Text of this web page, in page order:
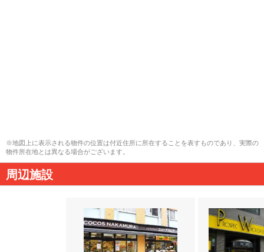
※地図上に表示される物件の位置は付近住所に所在することを表すものであり、実際の
物件所在地とは異なる場合がございます。
周辺施設